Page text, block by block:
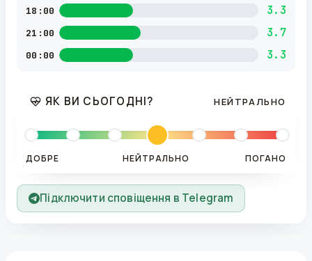
18:00 3.3
21:00 3.7
00:00 3.3
ЯК ВИ СЬОГОДНІ? НЕЙТРАЛЬНО
ДОБРЕ НЕЙТРАЛЬНО ПОГАНО
Підключити сповіщення в Telegram